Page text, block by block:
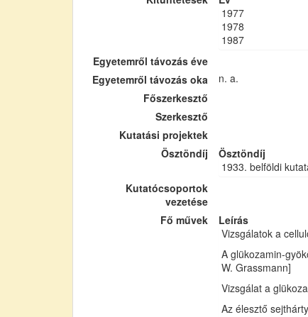
1977
1978
1987
Egyetemről távozás éve
Egyetemről távozás oka
n. a.
Főszerkesztő
Szerkesztő
Kutatási projektek
Ösztöndíj
Ösztöndíj
1933. belföldi
Kutatócsoportok
vezetése
Fő művek
Leírás
Vizsgálatok a
A glükozamin-
W. Grassmann]
Vizsgálat a
Az élesztő